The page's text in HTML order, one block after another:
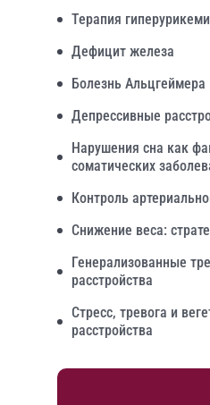
Терапия
Дефицит железа
Болезнь Альцгеймера
Депрессивные
Нарушения сна как
соматических
Контроль
Снижение веса:
Генерализованные
расстройства
Стресс, тревога и
расстройства